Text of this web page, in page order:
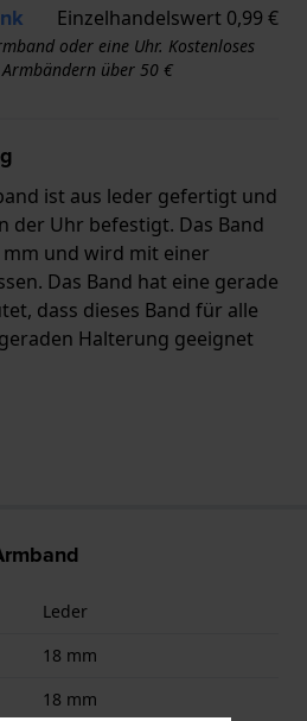
Einzelhandelswert 0,99 €
oder eine Uhr. Kostenloses
Armbändern über 50 €
ist aus leder gefertigt und
der Uhr befestigt. Das Band
und wird mit einer
Das Band hat eine gerade
dass dieses Band für alle
Halterung geeignet
Leder
18 mm
18 mm